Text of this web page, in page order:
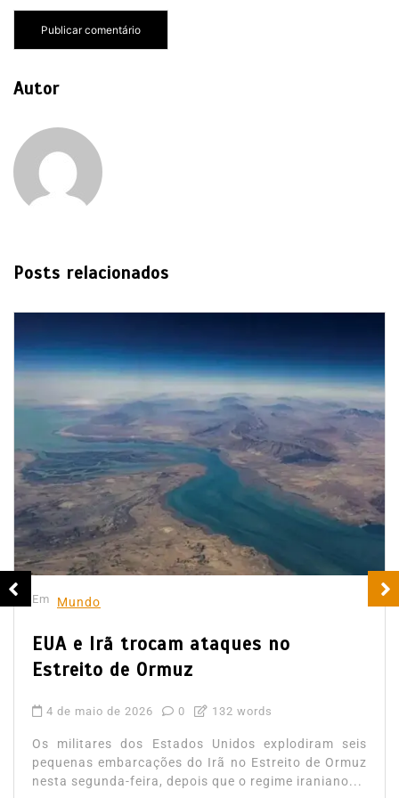
Autor
Posts relacionados
Em Mundo
EUA e Irã trocam ataques no
Estreito de Ormuz
4 de maio de 2026 0 132 words
Os militares dos Estados Unidos explodiram seis
pequenas embarcações do Irã no Estreito de Ormuz
nesta segunda-feira, depois que o regime iraniano...